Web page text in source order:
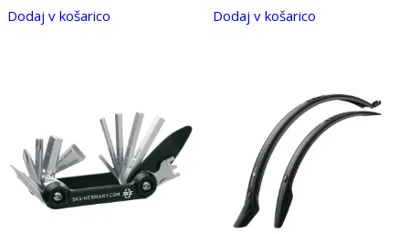
Dodaj v košarico Dodaj v košarico